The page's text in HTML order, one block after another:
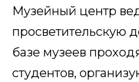
Музейный центр
просветительскую
базе музеев
студентов,